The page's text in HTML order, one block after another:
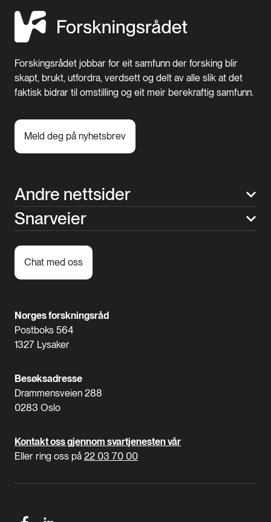
Forskingsrådet jobbar for eit samfunn der forsking blir
skapt, brukt, utfordra, verdsett og delt av alle slik at det
faktisk bidrar til omstilling og eit meir berekraftig samfunn.
Meld deg på nyhetsbrev
Andre nettsider
Snarveier
Chat med oss
Norges forskningsråd
Postboks 564
1327 Lysaker
Besøksadresse
Drammensveien 288
0283 Oslo
Kontakt oss gjennom svartjenesten vår
Eller ring oss på 22 03 70 00